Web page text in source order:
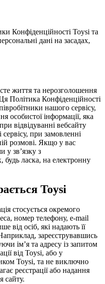
Конфіденційності Toysi та
дані на засадах,
життя та нерозголошення
Політика Конфіденційності
нашого сервісу,
особистої інформації, яка
відвідуванні вебсайту
при замовленні
розмові. Якщо у вас
у зв’язку з
будь ласка, на електронну
Toysi
стосується окремого
номер телефону, e-mail
від осіб, які надають її
зареєструвавшись
ім’я та адресу із запитом
від Toysi, або у
Toysi, та не виключно
реєстрації або надання
сайту.